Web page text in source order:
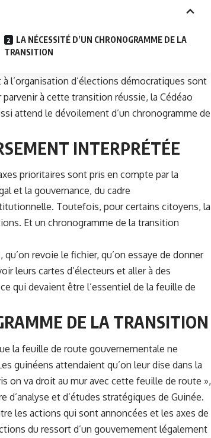
LA NÉCESSITÉ D’UN CHRONOGRAMME DE LA
TRANSITION
l’organisation d’élections démocratiques sont
à cette transition réussie, la Cédéao
attend le dévoilement d’un chronogramme de
INTERPRÉTÉE
prioritaires sont pris en compte par la
et la gouvernance, du cadre
Toutefois, pour certains citoyens, la
Et un chronogramme de la transition
revoie le fichier, qu’on essaye de donner
leurs cartes d’électeurs et aller à des
qui devaient être l’essentiel de la feuille de
DE LA TRANSITION
la feuille de route gouvernementale ne
guinéens attendaient qu’on leur dise dans la
on va droit au mur avec cette feuille de route »,
et d’études stratégiques de Guinée.
les actions qui sont annoncées et les axes de
du ressort d’un gouvernement légalement